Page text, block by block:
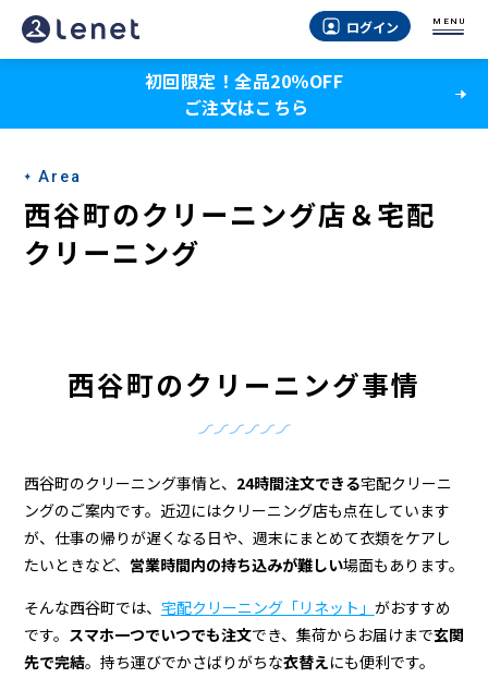
西
谷
の
ク
リ
ー
宅
配
ク
リ
ー
ログイン MENU
初回限定！全品20％OFF
ご注文はこちら
Area
西谷町のクリーニング店＆宅配
クリーニング
西谷町のクリーニング事情
西谷町のクリーニング事情と、 24時間注文できる宅配クリーニ
ングのご案内です。近辺にはクリーニング店も点在しています
が、仕事の帰りが遅くなる日や、週末にまとめて衣類をケアし
たいときなど、 営業時間内の持ち込みが難しい場面もあります。
そんな西谷町では、 宅配クリーニング「リネット」 がおすすめ
です。 スマホ一つでいつでも注文でき、集荷からお届けまで玄関
先で完結。持ち運びでかさばりがちな衣替えにも便利です。